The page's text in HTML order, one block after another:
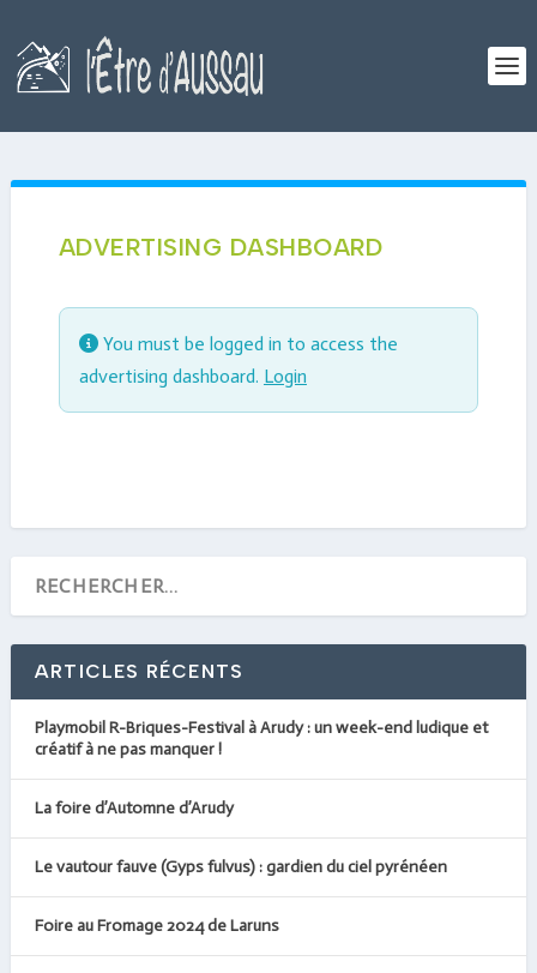
ADVERTISING DASHBOARD
You must be logged in to access the
advertising dashboard. Login
ARTICLES RÉCENTS
Playmobil R-Briques-Festival à Arudy : un week-end ludique et
créatif à ne pas manquer !
La foire d’Automne d’Arudy
Le vautour fauve (Gyps fulvus) : gardien du ciel pyrénéen
Foire au Fromage 2024 de Laruns